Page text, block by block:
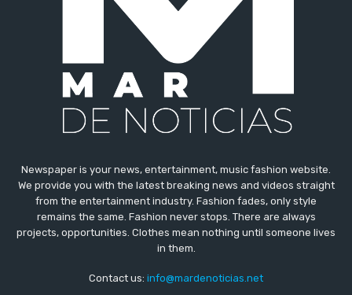
Newspaper is your news, entertainment, music fashion website.
We provide you with the latest breaking news and videos straight
from the entertainment industry. Fashion fades, only style
remains the same. Fashion never stops. There are always
projects, opportunities. Clothes mean nothing until someone lives
in them.
Contact us: info@mardenoticias.net